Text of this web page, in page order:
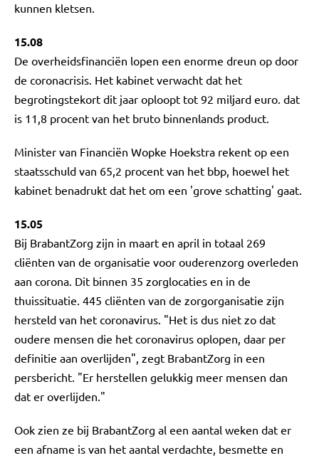
kunnen kletsen.
15.08
De overheidsfinanciën lopen een enorme dreun op door
de coronacrisis. Het kabinet verwacht dat het
begrotingstekort dit jaar oploopt tot 92 miljard euro. dat
is 11,8 procent van het bruto binnenlands product.
Minister van Financiën Wopke Hoekstra rekent op een
staatsschuld van 65,2 procent van het bbp, hoewel het
kabinet benadrukt dat het om een 'grove schatting' gaat.
15.05
Bij BrabantZorg zijn in maart en april in totaal 269
cliënten van de organisatie voor ouderenzorg overleden
aan corona. Dit binnen 35 zorglocaties en in de
thuissituatie. 445 cliënten van de zorgorganisatie zijn
hersteld van het coronavirus. "Het is dus niet zo dat
oudere mensen die het coronavirus oplopen, daar per
definitie aan overlijden", zegt BrabantZorg in een
persbericht. "Er herstellen gelukkig meer mensen dan
dat er overlijden."
Ook zien ze bij BrabantZorg al een aantal weken dat er
een afname is van het aantal verdachte, besmette en